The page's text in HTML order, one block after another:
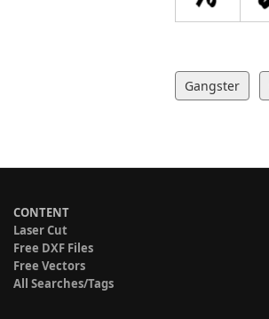
Gangster
CONTENT
Laser Cut
Free DXF Files
Free Vectors
All Searches/Tags